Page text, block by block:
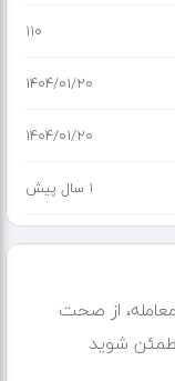
110
۱۴۰۴/۰۱/۲۰
۱۴۰۴/۰۱/۲۰
1 سال پیش
از صحت
شوید